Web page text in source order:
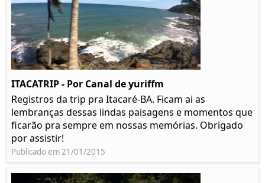
ITACATRIP - Por Canal de yuriffm
Registros da trip pra Itacaré-BA. Ficam ai as
lembranças dessas lindas paisagens e momentos que
ficarão pra sempre em nossas memórias. Obrigado
por assistir!
Publicado em 21/01/2015